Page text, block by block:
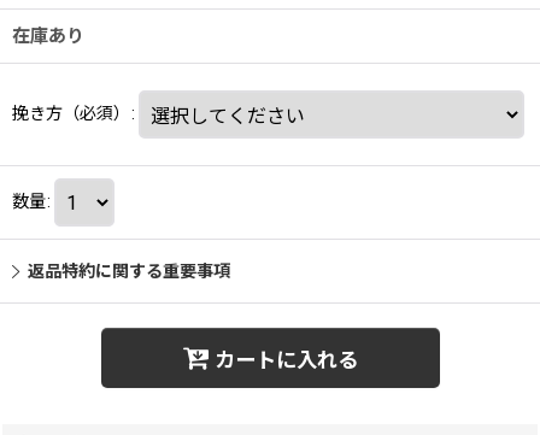
在庫あり
挽き方（必須） :
数量:
返品特約に関する重要事項
カートに入れる